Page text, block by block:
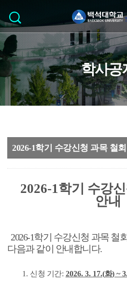
학사공
2026-1학기 수강신청 과목 철
2026-1학기 수강
안내
2026-1학기 수강신청 과목 철
다음과 같이 안내합니다.
1. 신청 기간: 2026. 3. 17.(화) ~